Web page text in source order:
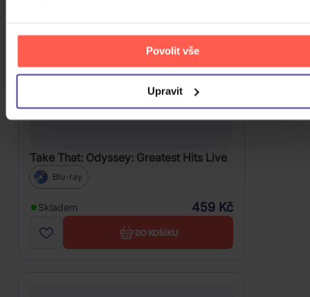
Povolit vše
Upravit
Take That: Odyssey: Greatest Hits Live
Blu-ray
Skladem 459 Kč
DO KOŠÍKU